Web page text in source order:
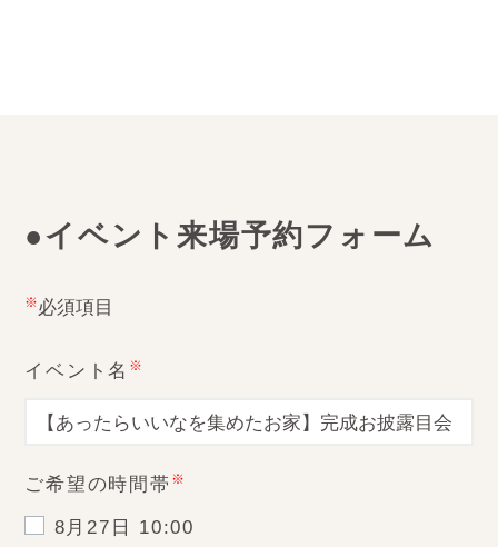
●イベント来場予約フォーム
※必須項目
イベント名 ※
ご希望の時間帯 ※
8月27日 10:00